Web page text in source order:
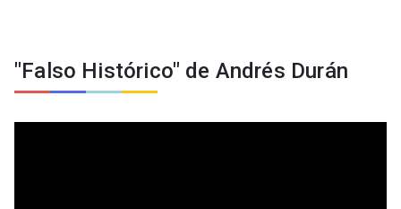
"Falso Histórico" de Andrés Durán